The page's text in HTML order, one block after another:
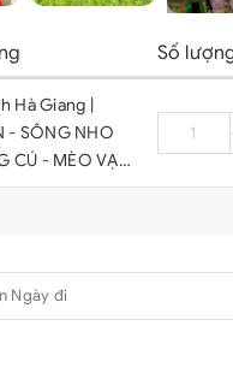
Số
Hà Giang |
- SÔNG NHO
CÚ - MÈO VẠC